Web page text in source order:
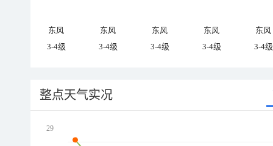
东风 东风 东风 东风
东风
3-4级
3-4级 3-4级 3-4级 3-4级
整点天气实况
29